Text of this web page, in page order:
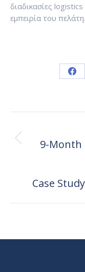
διαδικασίες
εμπειρία του πελάτη.
9-Month
Case